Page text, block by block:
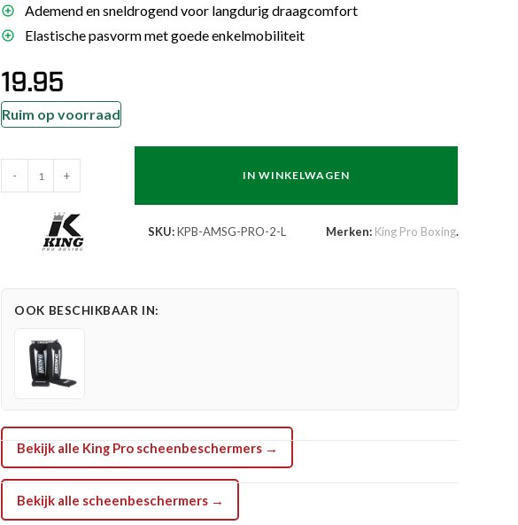
Ademend en sneldrogend voor langdurig draagcomfort
Elastische pasvorm met goede enkelmobiliteit
19.95
Ruim op voorraad
Pro
Scheenbeschermers
aantal
- + IN WINKELWAGEN
SKU:KPB-AMSG-PRO-2-L Merken: King Pro Boxing.
OOK BESCHIKBAAR IN:
Bekijk alle King Pro scheenbeschermers →
Bekijk alle scheenbeschermers →